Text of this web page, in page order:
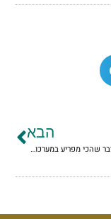
הבא
כך נתקן את הדבר שהכי מפריע במערכות יחסים.